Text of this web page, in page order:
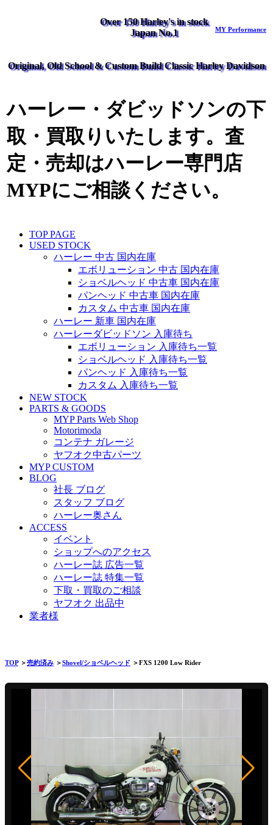
Over 150 Harley's in stock
Japan No.1
MY Performance
Original, Old School & Custom Build Classic Harley Davidson
ハーレー・ダビッドソンの下
取・買取りいたします。査
定・売却はハーレー専門店
MYPにご相談ください。
TOP PAGE
USED STOCK
ハーレー 中古 国内在庫
エボリューション 中古 国内在庫
ショベルヘッド 中古車 国内在庫
パンヘッド 中古車 国内在庫
カスタム 中古車 国内在庫
ハーレー 新車 国内在庫
ハーレーダビッドソン 入庫待ち
エボリューション 入庫待ち一覧
ショベルヘッド 入庫待ち一覧
パンヘッド 入庫待ち一覧
カスタム 入庫待ち一覧
NEW STOCK
PARTS & GOODS
MYP Parts Web Shop
Motorimoda
コンテナ ガレージ
ヤフオク中古パーツ
MYP CUSTOM
BLOG
社長 ブログ
スタッフ ブログ
ハーレー奥さん
ACCESS
イベント
ショップへのアクセス
ハーレー誌 広告一覧
ハーレー誌 特集一覧
下取・買取のご相談
ヤフオク 出品中
業者様
TOP＞売約済み ＞Shovel/ショベルヘッド ＞FXS 1200 Low Rider